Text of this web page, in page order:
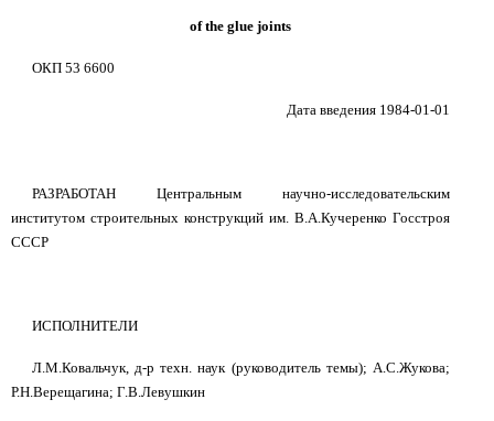
of the glue joints
ОКП 53 6600
Дата введения 1984-01-01
РАЗРАБОТАН Центральным научно-исследовательским
институтом строительных конструкций им. В.А.Кучеренко Госстроя
СССР
ИСПОЛНИТЕЛИ
Л.М.Ковальчук, д-р техн. наук (руководитель темы); А.С.Жукова;
Р.Н.Верещагина; Г.В.Левушкин